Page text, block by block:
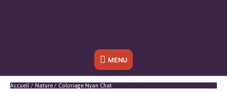
Sous
l'en-
MENU
Accueil Nature Coloriage Nyan Chat